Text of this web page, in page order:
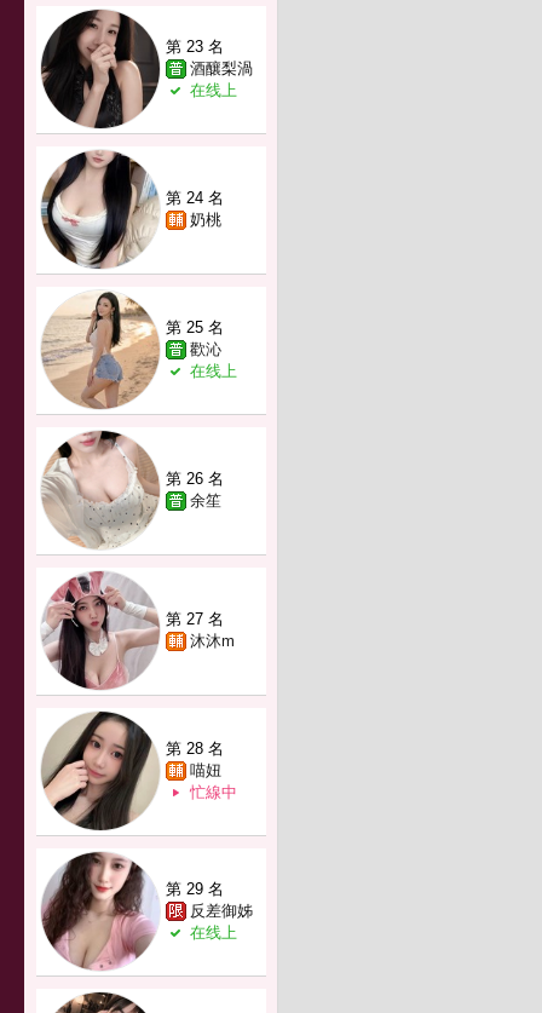
第 23 名
酒釀梨渦
在线上
第 24 名
奶桃
第 25 名
歡沁
在线上
第 26 名
余笙
第 27 名
沐沐m
第 28 名
喵妞
忙線中
第 29 名
反差御姊
在线上